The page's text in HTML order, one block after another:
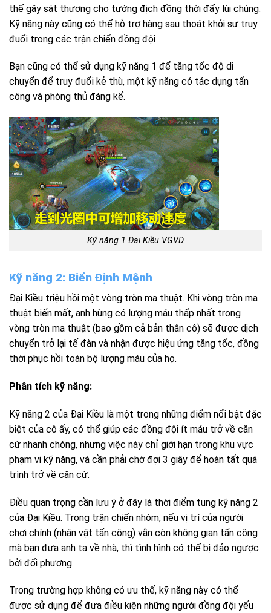
thể gây sát thương cho tướng địch đồng thời đẩy lùi chúng.
Kỹ năng này cũng có thể hỗ trợ hàng sau thoát khỏi sự truy
đuổi trong các trận chiến đồng đội
Bạn cũng có thể sử dụng kỹ năng 1 để tăng tốc độ di
chuyển để truy đuổi kẻ thù, một kỹ năng có tác dụng tấn
công và phòng thủ đáng kể.
Kỹ năng 1 Đại Kiều VGVD
Kỹ năng 2: Biển Định Mệnh
Đại Kiều triệu hồi một vòng tròn ma thuật. Khi vòng tròn ma
thuật biến mất, anh hùng có lượng máu thấp nhất trong
vòng tròn ma thuật (bao gồm cả bản thân cô) sẽ được dịch
chuyển trở lại tế đàn và nhận được hiệu ứng tăng tốc, đồng
thời phục hồi toàn bộ lượng máu của họ.
Phân tích kỹ năng:
Kỹ năng 2 của Đại Kiều là một trong những điểm nổi bật đặc
biệt của cô ấy, có thể giúp các đồng đội ít máu trở về căn
cứ nhanh chóng, nhưng việc này chỉ giới hạn trong khu vực
phạm vi kỹ năng, và cần phải chờ đợi 3 giây để hoàn tất quá
trình trở về căn cứ.
Điều quan trọng cần lưu ý ở đây là thời điểm tung kỹ năng 2
của Đại Kiều. Trong trận chiến nhóm, nếu vị trí của người
chơi chính (nhân vật tấn công) vẫn còn không gian tấn công
mà bạn đưa anh ta về nhà, thì tình hình có thể bị đảo ngược
bởi đối phương.
Trong trường hợp không có ưu thế, kỹ năng này có thể
được sử dụng để đưa điều kiện những người đồng đội yếu